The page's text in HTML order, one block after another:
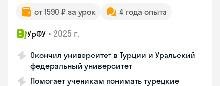
от 1590 ₽ за урок 4 года опыта
УрФУ • 2025 г.
Окончил университет в Турции и Уральский
федеральный университет
Помогает ученикам понимать турецкие